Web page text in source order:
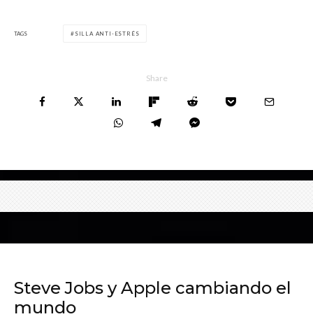
TAGS SILLA ANTI-ESTRÉS
Share
Steve Jobs y Apple cambiando el
mundo